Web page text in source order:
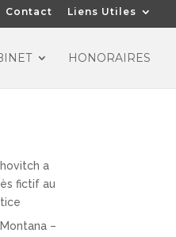
Contact Liens Utiles
HONORAIRES
a
fictif au
–